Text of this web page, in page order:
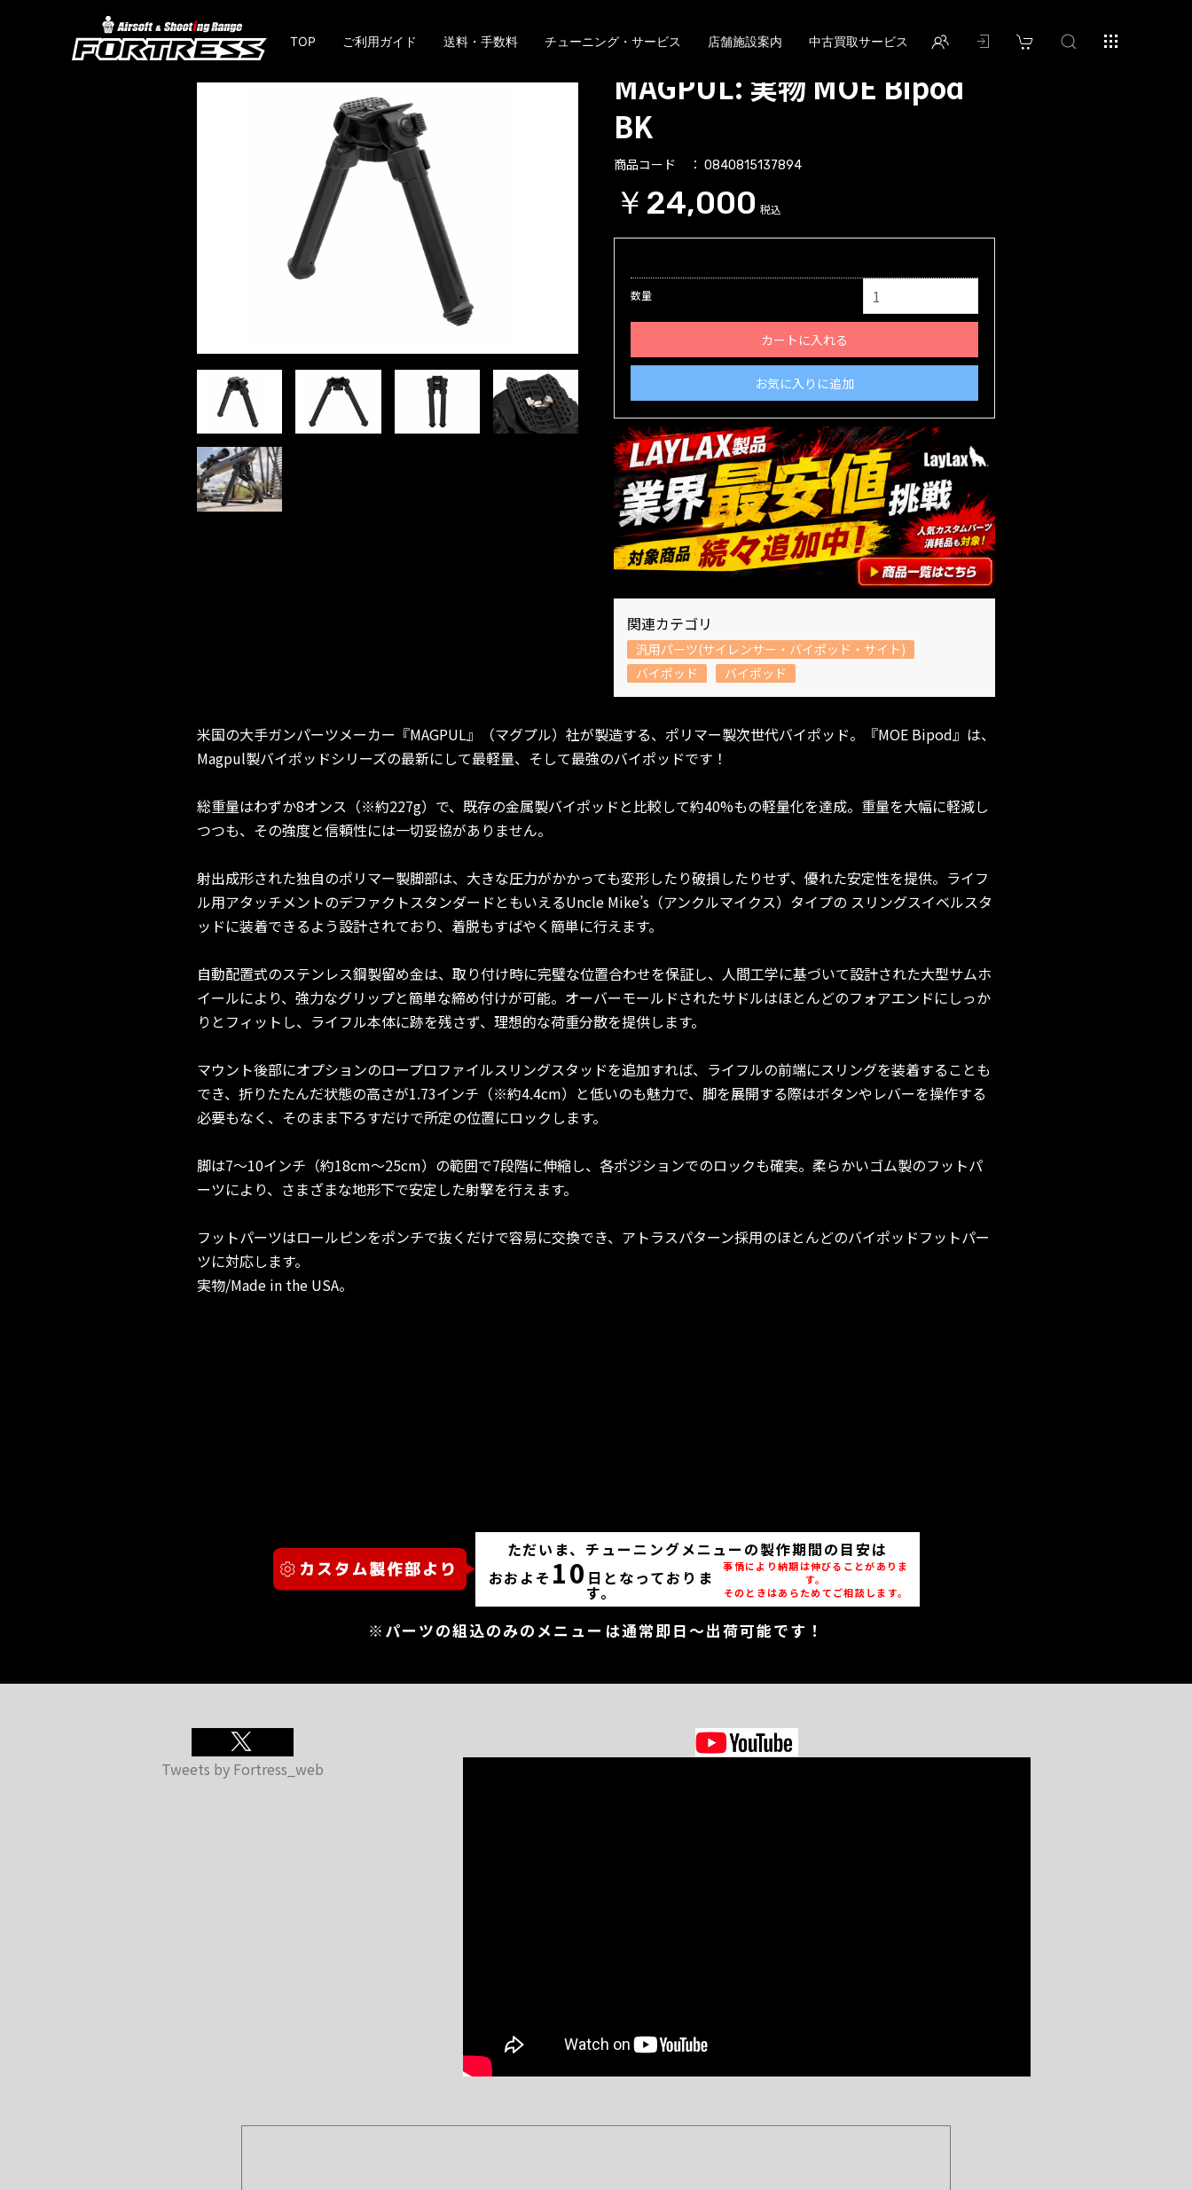
TOP ご利用ガイド 送料・手数料 チューニング・サービス 店舗施設案内 中古買取サービス
MAGPUL: 実物 MOE Bipod
BK
商品コード 0840815137894
￥24,000 税込
数量
カートに入れる
お気に入りに追加
関連カテゴリ
汎用パーツ(サイレンサー・バイポッド・サイト)
バイポッド
バイポッド
米国の大手ガンパーツメーカー『MAGPUL』（マグプル）社が製造する、ポリマー製次世代バイポッド。『MOE Bipod』は、
Magpul製バイポッドシリーズの最新にして最軽量、そして最強のバイポッドです！
総重量はわずか8オンス（※約227g）で、既存の金属製バイポッドと比較して約40%もの軽量化を達成。重量を大幅に軽減し
つつも、その強度と信頼性には一切妥協がありません。
射出成形された独自のポリマー製脚部は、大きな圧力がかかっても変形したり破損したりせず、優れた安定性を提供。ライフ
ル用アタッチメントのデファクトスタンダードともいえるUncle Mike’s（アンクルマイクス）タイプの スリングスイベルスタ
ッドに装着できるよう設計されており、着脱もすばやく簡単に行えます。
自動配置式のステンレス鋼製留め金は、取り付け時に完璧な位置合わせを保証し、人間工学に基づいて設計された大型サムホ
イールにより、強力なグリップと簡単な締め付けが可能。オーバーモールドされたサドルはほとんどのフォアエンドにしっか
りとフィットし、ライフル本体に跡を残さず、理想的な荷重分散を提供します。
マウント後部にオプションのロープロファイルスリングスタッドを追加すれば、ライフルの前端にスリングを装着することも
でき、折りたたんだ状態の高さが1.73インチ（※約4.4cm）と低いのも魅力で、脚を展開する際はボタンやレバーを操作する
必要もなく、そのまま下ろすだけで所定の位置にロックします。
脚は7〜10インチ（約18cm～25cm）の範囲で7段階に伸縮し、各ポジションでのロックも確実。柔らかいゴム製のフットパ
ーツにより、さまざまな地形下で安定した射撃を行えます。
フットパーツはロールピンをポンチで抜くだけで容易に交換でき、アトラスパターン採用のほとんどのバイポッドフットパー
ツに対応します。
実物/Made in the USA。
ただいま、チューニングメニューの製作期間の目安は
おおよそ 10 日となっておりま
す。
事情により納期は伸びることがありま
す。
そのときはあらためてご相談します。
※パーツの組込のみのメニューは通常即日～出荷可能です！
Tweets by Fortress_web